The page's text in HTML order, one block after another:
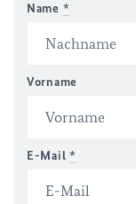
Name *
Vorname
E-Mail *